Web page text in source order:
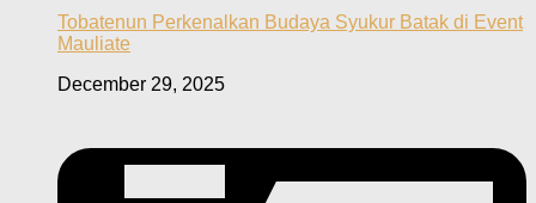
Tobatenun Perkenalkan Budaya Syukur Batak di Event
Mauliate
December 29, 2025